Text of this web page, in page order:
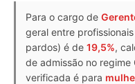
Para o cargo de
geral entre
pardos) é de 19,5%,
de admissão no regime
verificada é para